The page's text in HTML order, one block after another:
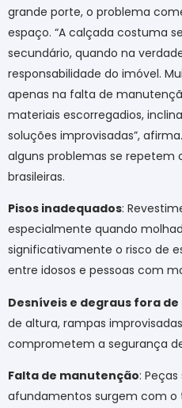
grande porte, o problema
espaço. “A calçada costuma
secundário, quando na
responsabilidade do imóvel.
apenas na falta de
materiais escorregadios,
soluções improvisadas”,
alguns problemas se repetem
brasileiras.
Pisos inadequados:
especialmente quando
significativamente o risco de
entre idosos e pessoas com
Desníveis e degraus fora
de altura, rampas
comprometem a segurança
Falta de manutenção:
afundamentos surgem com o